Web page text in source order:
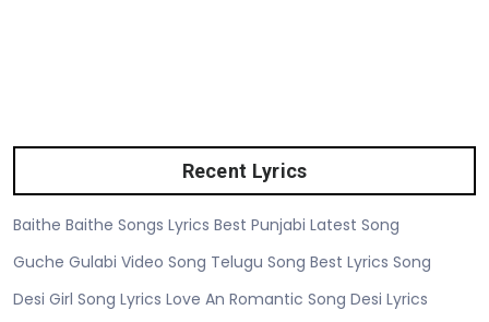
Recent Lyrics
Baithe Baithe Songs Lyrics Best Punjabi Latest Song
Guche Gulabi Video Song Telugu Song Best Lyrics Song
Desi Girl Song Lyrics Love An Romantic Song Desi Lyrics